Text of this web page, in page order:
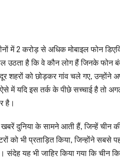
में 2 करोड़ से अधिक मोबाइल फोन
है कि वे कौन लोग हैं जिनके फोन
शहरों को छोड़कर गांव चले गए,
में यदि इस तर्क के पीछे सच्चाई है तो
है।
दुनिया के सामने आती हैं, जिन्हें चीन
को भी प्रताड़ित किया, जिन्होंने
यह भी जाहिर किया गया कि चीन